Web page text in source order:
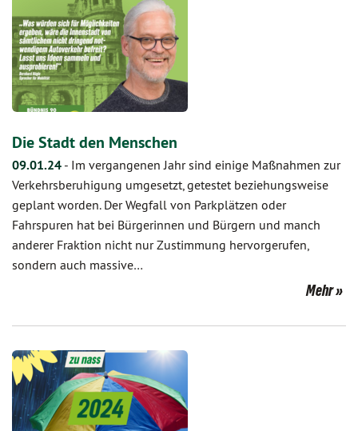
Die Stadt den Menschen
09.01.24 - Im vergangenen Jahr sind einige Maßnahmen zur
Verkehrsberuhigung umgesetzt, getestet beziehungsweise
geplant worden. Der Wegfall von Parkplätzen oder
Fahrspuren hat bei Bürgerinnen und Bürgern und manch
anderer Fraktion nicht nur Zustimmung hervorgerufen,
sondern auch massive…
Mehr